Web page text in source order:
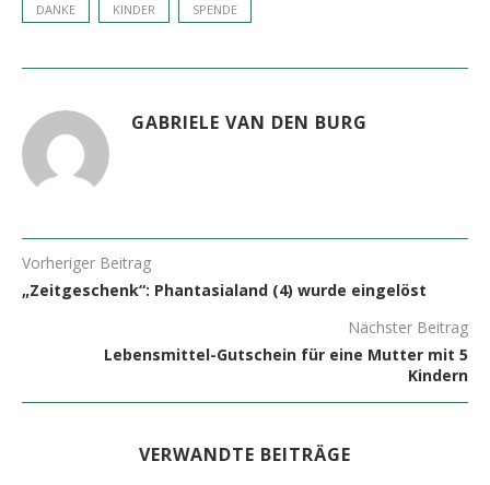
DANKE KINDER SPENDE
GABRIELE VAN DEN BURG
Vorheriger Beitrag
„Zeitgeschenk“: Phantasialand (4) wurde eingelöst
Nächster Beitrag
Lebensmittel-Gutschein für eine Mutter mit 5
Kindern
VERWANDTE BEITRÄGE